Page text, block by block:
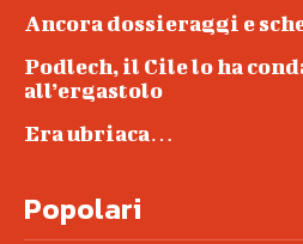
Ancora dossieraggi e
Podlech, il Cile lo ha
all’ergastolo
Era ubriaca…
Popolari